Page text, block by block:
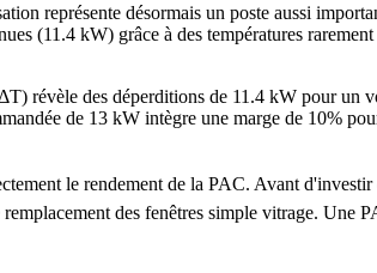
représente désormais un poste aussi
(11.4 kW) grâce à des températures
révèle des déperditions de 11.4 kW pour
de 13 kW intègre une marge de 10%
le rendement de la PAC. Avant
des fenêtres simple vitrage. Une